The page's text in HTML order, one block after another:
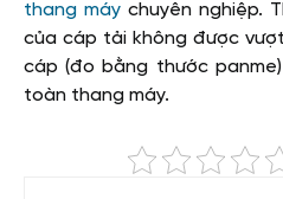
thang máychuyên nghiệp.
của cáp tải không được
cáp (đo bằng thước
toàn thang máy.